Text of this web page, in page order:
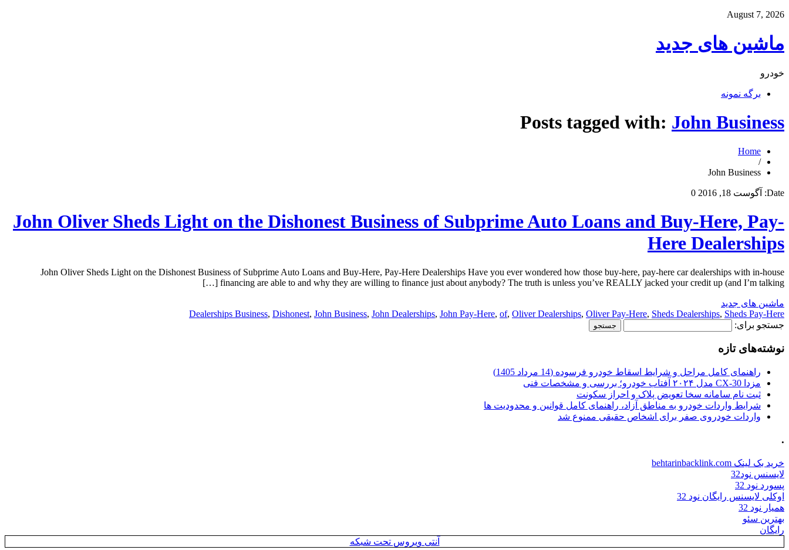
August 7, 2026
ماشین های جدید
خودرو
برگه نمونه
Posts tagged with: John Business
Home
/
John Business
Date: آگوست 18, 2016 0
John Oliver Sheds Light on the Dishonest Business of Subprime Auto Loans and Buy-Here, Pay-
Here Dealerships
John Oliver Sheds Light on the Dishonest Business of Subprime Auto Loans and Buy-Here, Pay-Here Dealerships Have you ever wondered how those buy-here, pay-here car dealerships with in-house
financing are able to and why they are willing to finance just about anybody? The truth is unless you’ve REALLY jacked your credit up (and I’m talking […]
ماشین های جدید
Dealerships Business, Dishonest, John Business, John Dealerships, John Pay-Here, of, Oliver Dealerships, Oliver Pay-Here, Sheds Dealerships, Sheds Pay-Here
جستجو برای:
نوشته‌های تازه
راهنمای کامل مراحل و شرایط اسقاط خودرو فرسوده (14 مرداد 1405)
مزدا CX-30 مدل ۲۰۲۴ آفتاب خودرو؛ بررسی و مشخصات فنی
ثبت نام سامانه سخا تعویض پلاک و احراز سکونت
شرایط واردات خودرو به مناطق آزاد، راهنمای کامل قوانین و محدودیت ها
واردات خودروی صفر برای اشخاص حقیقی ممنوع شد
.
خرید بک لینک behtarinbacklink.com
لایسنس نود32
پسورد نود 32
اوکلی لایسنس رایگان نود 32
همیار نود 32
بهترین سئو
رایگان
آنتی ویروس تحت شبکه